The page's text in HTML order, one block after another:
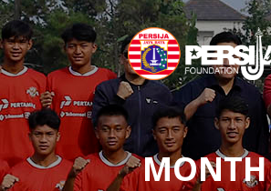
MONTH